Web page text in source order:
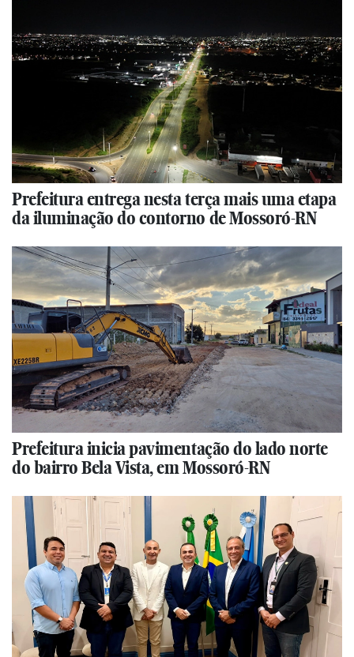
Prefeitura entrega nesta terça mais uma etapa
da iluminação do contorno de Mossoró-RN
Prefeitura inicia pavimentação do lado norte
do bairro Bela Vista, em Mossoró-RN